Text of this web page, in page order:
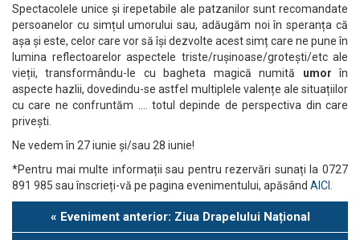
Spectacolele unice și irepetabile ale patzanilor sunt recomandate
persoanelor cu simțul umorului sau, adăugăm noi în speranța că
așa și este, celor care vor să își dezvolte acest simț care ne pune în
lumina reflectoarelor aspectele triste/rușinoase/grotești/etc ale
vieții, transformându-le cu bagheta magică numită umor în
aspecte hazlii, dovedindu-se astfel multiplele valențe ale situațiilor
cu care ne confruntăm …. totul depinde de perspectiva din care
privești.
Ne vedem în 27 iunie și/sau 28 iunie!
*Pentru mai multe informații sau pentru rezervări sunați la 0727
891 985 sau înscrieți-vă pe pagina evenimentului, apăsând AICI
Eveniment
Navigation
« Eveniment anterior: Ziua Drapelului Național